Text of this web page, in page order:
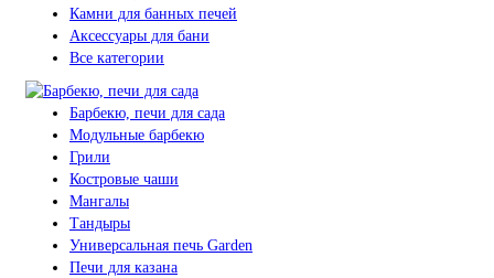
Камни для банных печей
Аксессуары для бани
Все категории
Барбекю, печи для сада
Модульные барбекю
Грили
Костровые чаши
Мангалы
Тандыры
Универсальная печь Garden
Печи для казана